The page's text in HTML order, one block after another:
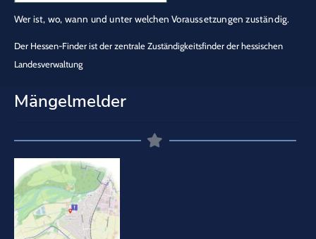
Wer ist, wo, wann und unter welchen Voraussetzungen zuständig.
Der Hessen-Finder ist der zentrale Zuständigkeitsfinder der hessischen
Landesverwaltung
Mängelmelder